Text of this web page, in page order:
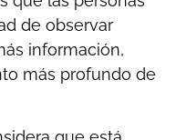
de observar
información,
más profundo de